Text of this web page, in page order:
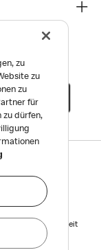
zur Barrierefreiheit
zu
zu
zu
für
zu dürfen,